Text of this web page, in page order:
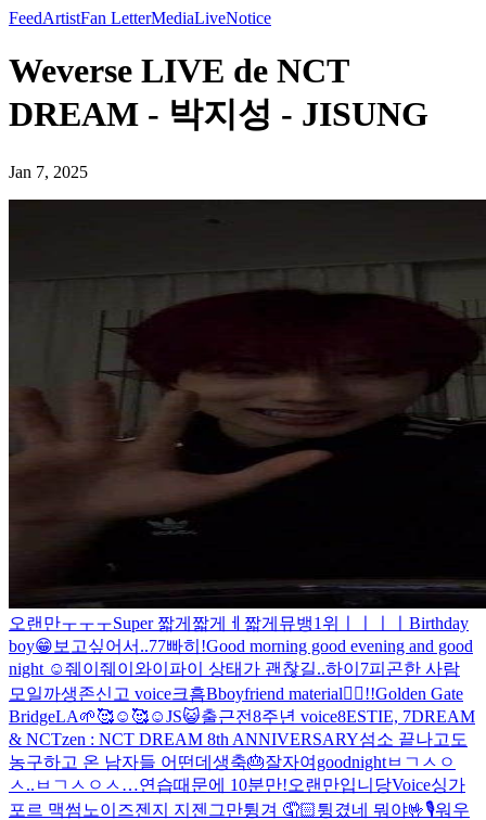
FeedArtistFan LetterMediaLiveNotice
Weverse LIVE de NCT
DREAM - 박지성 - JISUNG
Jan 7, 2025
오랜만ㅜㅜㅜSuper 짧게 짧게ㅔ 짧게 뮤뱅1위ㅣㅣㅣㅣ Birthday
boy😁 보고싶어서..77빠히!Good morning good evening and good
night ☺️줴이줴이 와이파이 상태가 괜찮길..하이 7피곤한 사람
모일까생존신고 voice크흠Bboyfriend material🤦‍♂️!!Golden Gate
BridgeLA🌱🥰☺️🥰☺️JS😺출근전8주년 voice8ESTIE, 7DREAM
& NCTzen : NCT DREAM 8th ANNIVERSARY섬소 끝나고도
농구하고 온 남자들 어떤데 생축🎂잘자여goodnightㅂㄱㅅㅇ
ㅅ.. ㅂㄱㅅㅇㅅ…연습때문에 10분만!오랜만입니당Voice싱가
포르 맥썸노이즈젠지 지젠 그만튕겨 🤦🏻튕겼네 뭐야🤟🎙️워우